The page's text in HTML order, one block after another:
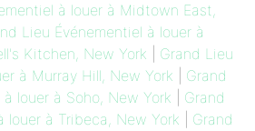
à louer à Midtown East,
Lieu Événementiel à louer à
Kitchen, New York
Grand Lieu
à Murray Hill, New York
Grand
louer à Soho, New York
Grand
louer à Tribeca, New York
Grand